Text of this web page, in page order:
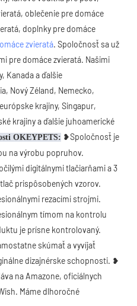
oblečenie pre domáce
doplnky pre domáce
zvieratá. Spoločnosť sa už
pre domáce zvieratá. Našimi
Kanada a ďalšie
Nový Zéland, Nemecko,
krajiny, Singapur,
krajiny a ďalšie juhoamerické
OKEYPETS: ❥Spoločnosť je
na výrobu popruhov.
digitálnymi tlačiarňami a 3
prispôsobených vzorov.
rezacími strojmi.
tímom na kontrolu
je prísne kontrolovaný.
skúmať a vyvíjať
dizajnérske schopnosti. ❥
na Amazone, oficiálnych
Máme dlhoročné